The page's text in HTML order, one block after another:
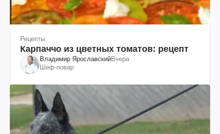
Рецепты
Карпаччо из цветных томатов: рецепт
Владимир ЯрославскийВчера
Шеф-повар